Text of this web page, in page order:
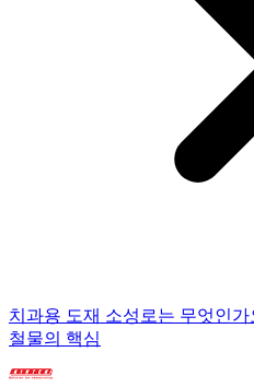
치과용 도재 소성로는 무엇인
철물의 핵심